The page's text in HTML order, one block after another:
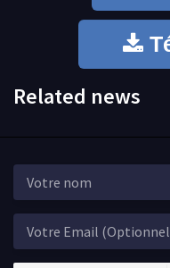
Related news